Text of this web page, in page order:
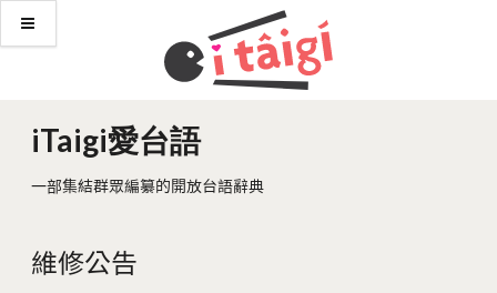
iTaigi愛台語
一部集結群眾編纂的開放台語辭典
維修公告